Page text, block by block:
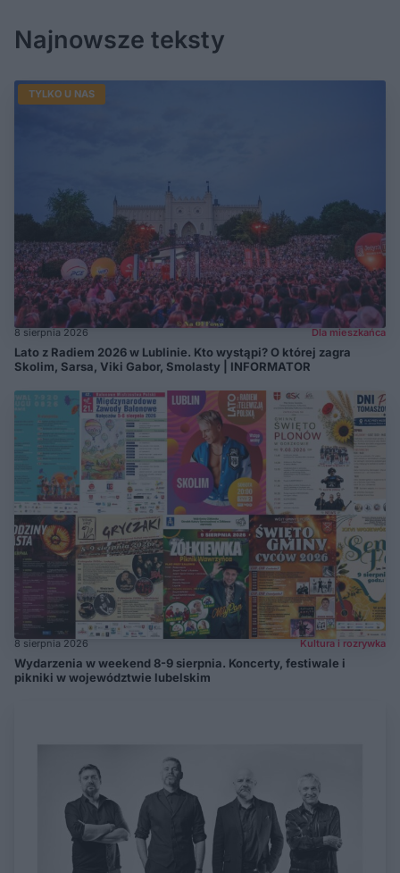
Najnowsze teksty
TYLKO U NAS
8 sierpnia 2026 Dla mieszkańca
Lato z Radiem 2026 w Lublinie. Kto wystąpi? O której zagra
Skolim, Sarsa, Viki Gabor, Smolasty | INFORMATOR
8 sierpnia 2026 Kultura i rozrywka
Wydarzenia w weekend 8-9 sierpnia. Koncerty, festiwale i
pikniki w województwie lubelskim